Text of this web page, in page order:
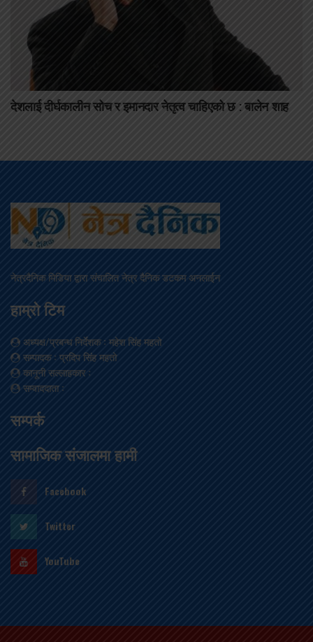
देशलाई दीर्घकालीन सोच र इमानदार नेतृत्व चाहिएको छ : बालेन शाह
नेत्रदैनिक मिडिया द्वारा संचालित नेत्र दैनिक डटकम अनलाईन
हाम्रो टिम
अध्यक्ष/प्रबन्ध निर्देशक: महेश सिंह महतो
सम्पादक: प्रदिप सिंह महतो
कानूनी सल्लाहकार:
सम्वाददाता:
सम्पर्क
सामाजिक संजालमा हामी
Facebook
Twitter
YouTube